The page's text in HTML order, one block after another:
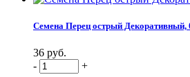
Семена Перец острый
36 руб.
-
+